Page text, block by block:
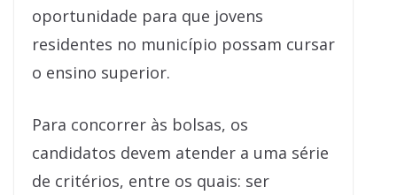
oportunidade para que jovens
residentes no município possam cursar
o ensino superior.
Para concorrer às bolsas, os
candidatos devem atender a uma série
de critérios, entre os quais: ser